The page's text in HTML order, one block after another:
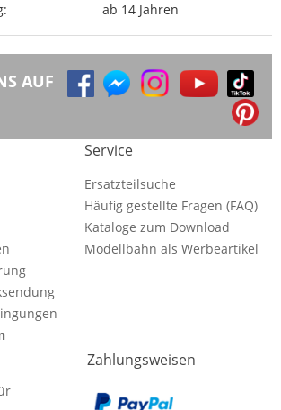
ab 14 Jahren
AUF
Service
Ersatzteilsuche
Häufig gestellte Fragen (FAQ)
Kataloge zum Download
Modellbahn als Werbeartikel
Zahlungsweisen